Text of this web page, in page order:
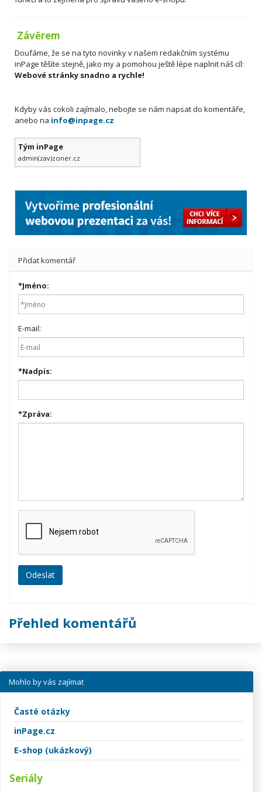
Závěrem
Doufáme, že se na tyto novinky v našem redakčním systému
inPage těšíte stejně, jako my a pomohou ještě lépe naplnit náš cíl:
Webové stránky snadno a rychle!
Kdyby vás cokoli zajímalo, nebojte se nám napsat do komentáře,
anebo na info@inpage.cz
Tým inPage
admin(zav)zoner.cz
Přidat komentář
*Jméno:
E-mail:
*Nadpis:
*Zpráva:
Přehled komentářů
Mohlo by vás zajímat
Časté otázky
inPage.cz
E-shop (ukázkový)
Seriály